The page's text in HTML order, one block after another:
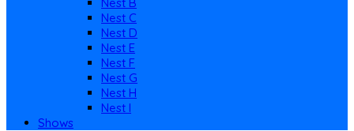
Nest C
Nest D
Nest E
Nest F
Nest G
Nest H
Nest I
Shows